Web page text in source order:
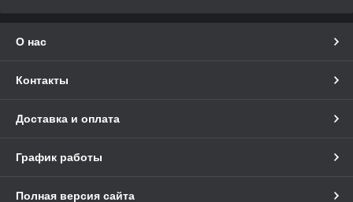
О нас
Контакты
Доставка и оплата
График работы
Полная версия сайта